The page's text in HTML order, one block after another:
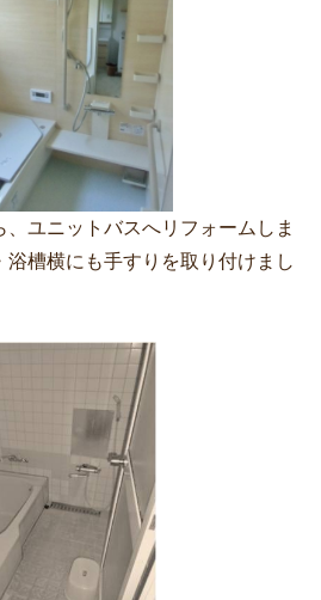
ユニットバスへリフォームしま
浴槽横にも手すりを取り付けまし